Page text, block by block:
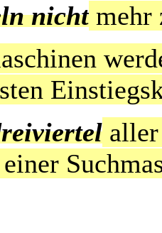
nicht mehr